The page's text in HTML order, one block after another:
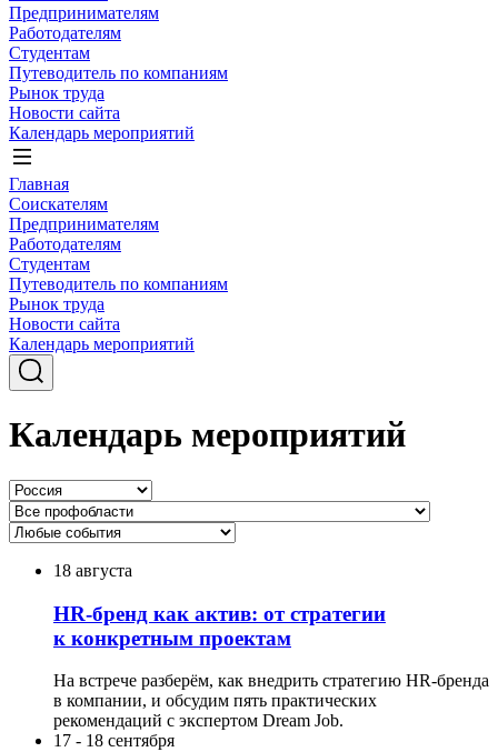
Предпринимателям
Работодателям
Студентам
Путеводитель по компаниям
Рынок труда
Новости сайта
Календарь мероприятий
Главная
Соискателям
Предпринимателям
Работодателям
Студентам
Путеводитель по компаниям
Рынок труда
Новости сайта
Календарь мероприятий
Календарь мероприятий
18 августа
HR-бренд как актив: от стратегии
к конкретным проектам
На встрече разберём, как внедрить стратегию HR-бренда
в компании, и обсудим пять практических
рекомендаций с экспертом Dream Job.
17 - 18 сентября